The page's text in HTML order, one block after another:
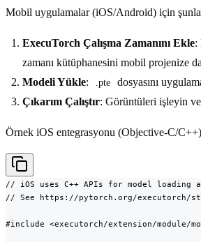
Mobil uygulamalar (iOS/Android) için
ExecuTorch Çalışma Zamanını Ekle:
zamanı kütüphanesini mobil projenize
Modeli Yükle: .pte
dosyasını
Çıkarım Çalıştır: Görüntüleri işleyin
Örnek iOS entegrasyonu (Objective-C/
// iOS uses C++ APIs for model loading
// See https://pytorch.org/executorch/
#include <executorch/extension/module/